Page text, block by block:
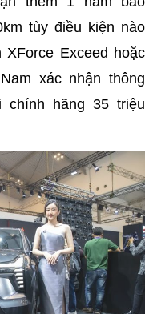
tùy điều kiện nào
Exceed hoặc
xác nhận thông
hãng 35 triệu